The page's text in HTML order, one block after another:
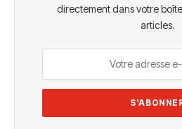
directement dans votre
articles.